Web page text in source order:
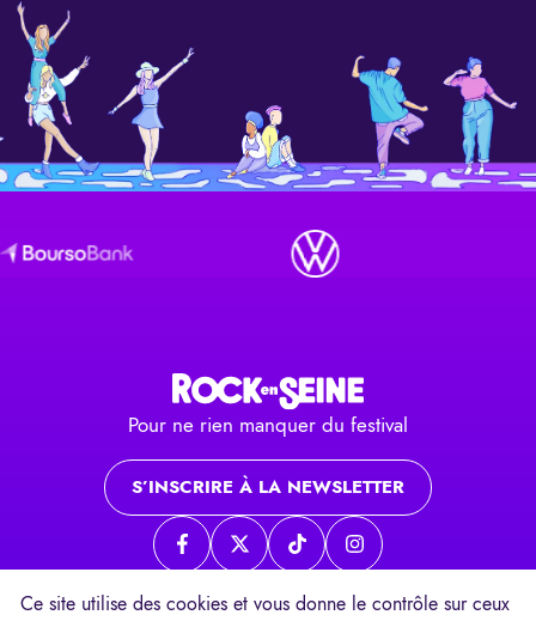
Pour ne rien manquer du festival
S’INSCRIRE À LA NEWSLETTER
Page Facebook
Page twitterPage TikTokPage Instagram
Ce site utilise des cookies et vous donne le contrôle sur ceux